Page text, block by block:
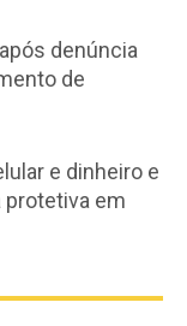
denúncia
de
e dinheiro e
em